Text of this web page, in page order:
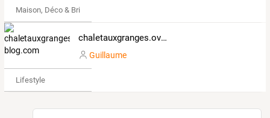
Maison, Déco & Bricolage
chaletauxgranges.over-blog.com
Guillaume
Lifestyle